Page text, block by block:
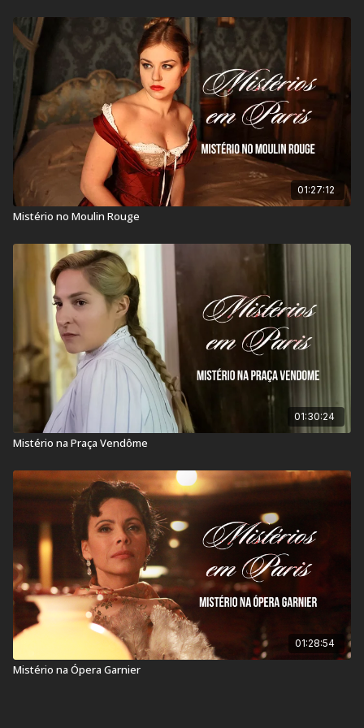
01:27:12
Mistério no Moulin Rouge
01:30:24
Mistério na Praça Vendôme
01:28:54
Mistério na Ópera Garnier